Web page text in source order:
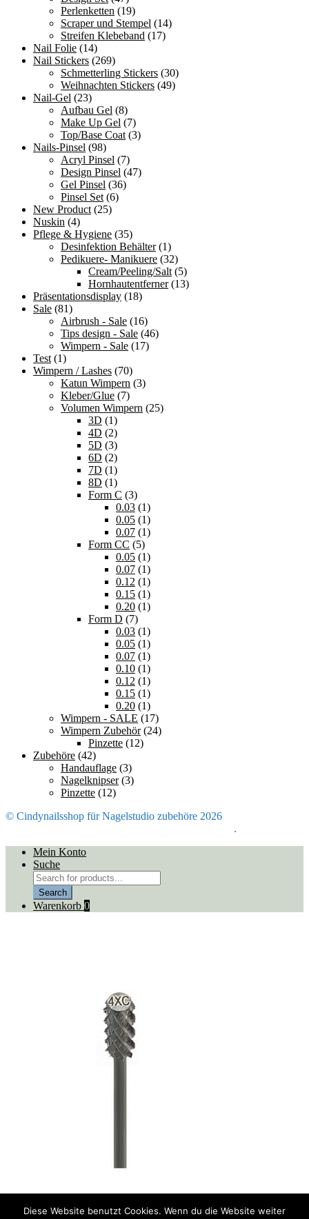
Perlenketten (19)
Scraper und Stempel (14)
Streifen Klebeband (17)
Nail Folie (14)
Nail Stickers (269)
Schmetterling Stickers (30)
Weihnachten Stickers (49)
Nail-Gel (23)
Aufbau Gel (8)
Make Up Gel (7)
Top/Base Coat (3)
Nails-Pinsel (98)
Acryl Pinsel (7)
Design Pinsel (47)
Gel Pinsel (36)
Pinsel Set (6)
New Product (25)
Nuskin (4)
Pflege & Hygiene (35)
Desinfektion Behälter (1)
Pedikuere- Manikuere (32)
Cream/Peeling/Salt (5)
Hornhautentferner (13)
Präsentationsdisplay (18)
Sale (81)
Airbrush - Sale (16)
Tips design - Sale (46)
Wimpern - Sale (17)
Test (1)
Wimpern / Lashes (70)
Katun Wimpern (3)
Kleber/Glue (7)
Volumen Wimpern (25)
3D (1)
4D (2)
5D (3)
6D (2)
7D (1)
8D (1)
Form C (3)
0.03 (1)
0.05 (1)
0.07 (1)
Form CC (5)
0.05 (1)
0.07 (1)
0.12 (1)
0.15 (1)
0.20 (1)
Form D (7)
0.03 (1)
0.05 (1)
0.07 (1)
0.10 (1)
0.12 (1)
0.15 (1)
0.20 (1)
Wimpern - SALE (17)
Wimpern Zubehör (24)
Pinzette (12)
Zubehöre (42)
Handauflage (3)
Nagelknipser (3)
Pinzette (12)
© Cindynailsshop für Nagelstudio zubehöre 2026
.
Mein Konto
Suche
Products
search
Search
Warenkorb 0
Diese Website benutzt Cookies. Wenn du die Website weiter